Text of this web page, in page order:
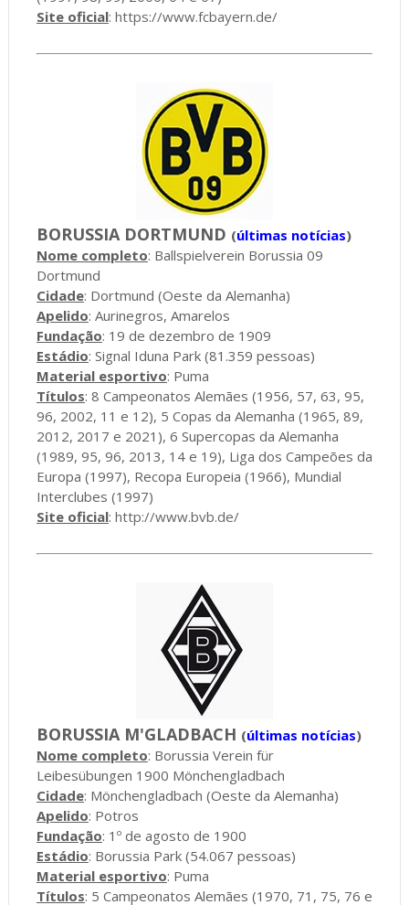
Site oficial: https://www.fcbayern.de/
BORUSSIA DORTMUND (últimas notícias)
Nome completo: Ballspielverein Borussia 09
Dortmund
Cidade: Dortmund (Oeste da Alemanha)
Apelido: Aurinegros, Amarelos
Fundação: 19 de dezembro de 1909
Estádio: Signal Iduna Park (81.359 pessoas)
Material esportivo: Puma
Títulos: 8 Campeonatos Alemães (1956, 57, 63, 95,
96, 2002, 11 e 12), 5 Copas da Alemanha (1965, 89,
2012, 2017 e 2021), 6 Supercopas da Alemanha
(1989, 95, 96, 2013, 14 e 19), Liga dos Campeões da
Europa (1997), Recopa Europeia (1966), Mundial
Interclubes (1997)
Site oficial: http://www.bvb.de/
BORUSSIA M'GLADBACH (últimas notícias)
Nome completo: Borussia Verein für
Leibesübungen 1900 Mönchengladbach
Cidade: Mönchengladbach (Oeste da Alemanha)
Apelido: Potros
Fundação: 1º de agosto de 1900
Estádio: Borussia Park (54.067 pessoas)
Material esportivo: Puma
Títulos: 5 Campeonatos Alemães (1970, 71, 75, 76 e